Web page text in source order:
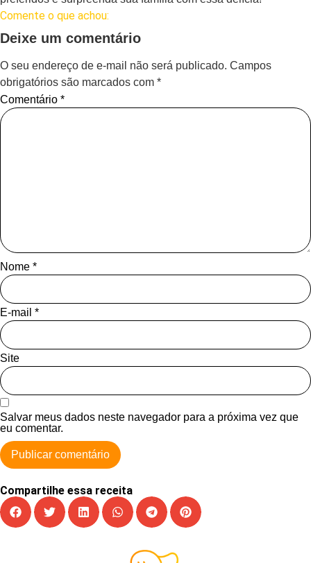
Comente o que achou:
Deixe um comentário
O seu endereço de e-mail não será publicado. Campos
obrigatórios são marcados com *
Comentário *
Nome *
E-mail *
Site
Salvar meus dados neste navegador para a próxima vez que
eu comentar.
Compartilhe essa receita